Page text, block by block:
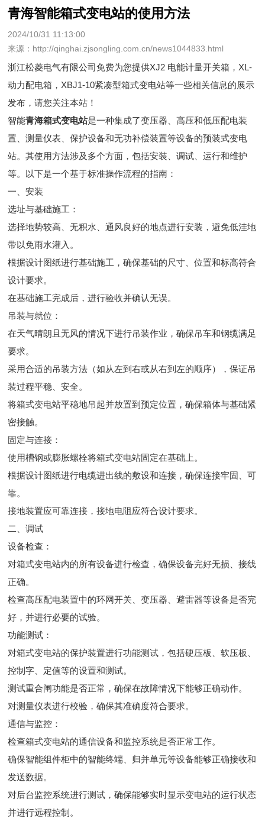
青海智能箱式变电站的使用方法
2024/10/31 11:13:00
来源：http://qinghai.zjsongling.com.cn/news1044833.html
浙江松菱电气有限公司免费为您提供XJ2 电能计量开关箱 ，XL-
动力配电箱，XBJ1-10紧凑型箱式变电站等一些相关信息的展示
发布，请您关注本站！
智能青海箱式变电站是一种集成了变压器、高压和低压配电装
置、测量仪表、保护设备和无功补偿装置等设备的预装式变电
站。其使用方法涉及多个方面，包括安装、调试、运行和维护
等。以下是一个基于标准操作流程的指南：
一、安装
选址与基础施工：
选择地势较高、无积水、通风良好的地点进行安装，避免低洼地
带以免雨水灌入。
根据设计图纸进行基础施工，确保基础的尺寸、位置和标高符合
设计要求。
在基础施工完成后，进行验收并确认无误。
吊装与就位：
在天气晴朗且无风的情况下进行吊装作业，确保吊车和钢缆满足
要求。
采用合适的吊装方法（如从左到右或从右到左的顺序），保证吊
装过程平稳、安全。
将箱式变电站平稳地吊起并放置到预定位置，确保箱体与基础紧
密接触。
固定与连接：
使用槽钢或膨胀螺栓将箱式变电站固定在基础上。
根据设计图纸进行电缆进出线的敷设和连接，确保连接牢固、可
靠。
接地装置应可靠连接，接地电阻应符合设计要求。
二、调试
设备检查：
对箱式变电站内的所有设备进行检查，确保设备完好无损、接线
正确。
检查高压配电装置中的环网开关、变压器、避雷器等设备是否完
好，并进行必要的试验。
功能测试：
对箱式变电站的保护装置进行功能测试，包括硬压板、软压板、
控制字、定值等的设置和测试。
测试重合闸功能是否正常，确保在故障情况下能够正确动作。
对测量仪表进行校验，确保其准确度符合要求。
通信与监控：
检查箱式变电站的通信设备和监控系统是否正常工作。
确保智能组件柜中的智能终端、归并单元等设备能够正确接收和
发送数据。
对后台监控系统进行测试，确保能够实时显示变电站的运行状态
并进行远程控制。